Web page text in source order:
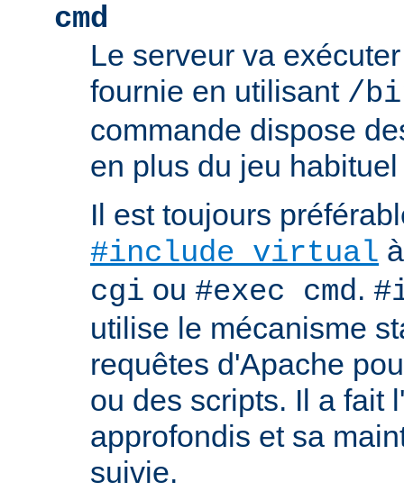
cmd
Le serveur va
fournie en utilisant /
commande dispose
en plus du jeu
Il est toujours
#include virtual
cgi ou #exec cmd.
utilise le mécanisme
requêtes d'Apache
ou des scripts. Il a fait
approfondis et sa
suivie.